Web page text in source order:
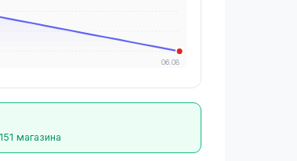
06.08
магазина